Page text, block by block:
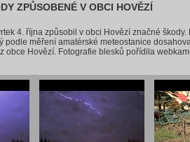
ZPŮSOBENÉ V OBCI HOVĚZÍ
4. října způsobil v obci Hovězí značné
podle měření amatérské meteostanice
z obce Hovězí. Fotografie blesků pořídila